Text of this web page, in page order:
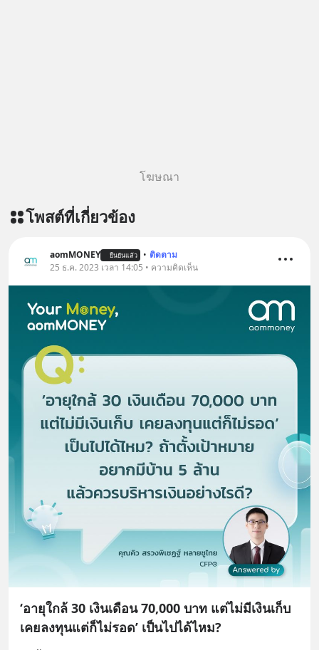
โฆษณา
โพสต์ที่เกี่ยวข้อง
aomMONEY ยืนยันแล้ว • ติดตาม
25 ธ.ค. 2023 เวลา 14:05 • ความคิดเห็น
‘อายุใกล้ 30 เงินเดือน 70,000 บาท แต่ไม่มีเงินเก็บ
เคยลงทุนแต่ก็ไม่รอด’ เป็นไปได้ไหม?